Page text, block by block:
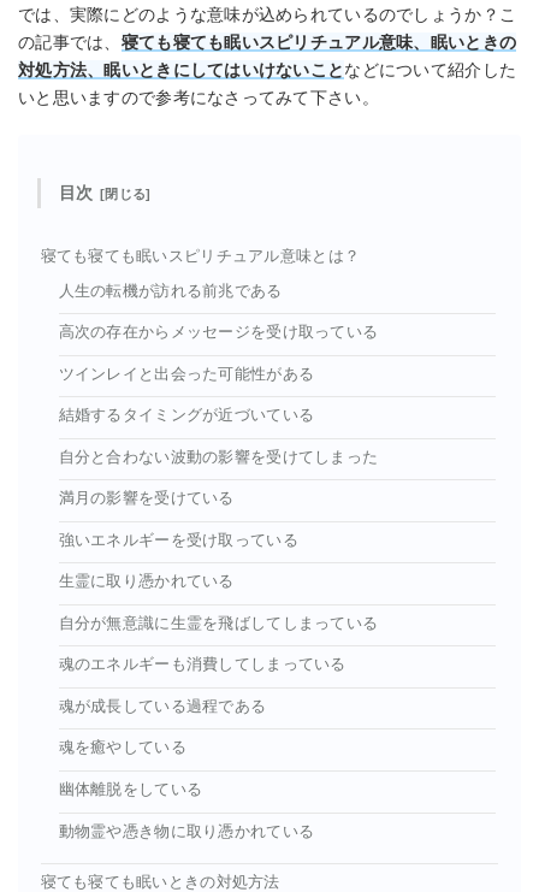
では、実際にどのような意味が込められているのでしょうか？こ
の記事では、 寝ても寝ても眠いスピリチュアル意味、眠いときの
対処方法、眠いときにしてはいけないことなどについて紹介した
いと思いますので参考になさってみて下さい。
目次
寝ても寝ても眠いスピリチュアル意味とは？
人生の転機が訪れる前兆である
高次の存在からメッセージを受け取っている
ツインレイと出会った可能性がある
結婚するタイミングが近づいている
自分と合わない波動の影響を受けてしまった
満月の影響を受けている
強いエネルギーを受け取っている
生霊に取り憑かれている
自分が無意識に生霊を飛ばしてしまっている
魂のエネルギーも消費してしまっている
魂が成長している過程である
魂を癒やしている
幽体離脱をしている
動物霊や憑き物に取り憑かれている
寝ても寝ても眠いときの対処方法